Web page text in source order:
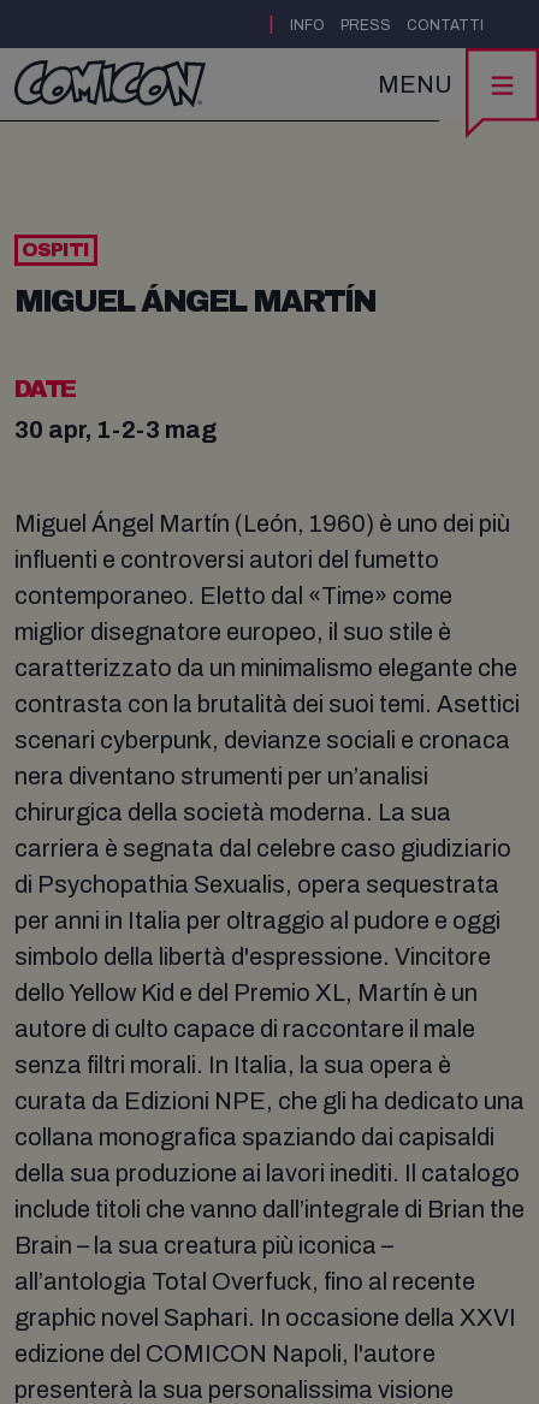
INFO PRESS CONTATTI
MENU
OSPITI
MIGUEL ÁNGEL MARTÍN
DATE
30 apr, 1-2-3 mag
Miguel Ángel Martín (León, 1960) è uno dei più
influenti e controversi autori del fumetto
contemporaneo. Eletto dal «Time» come
miglior disegnatore europeo, il suo stile è
caratterizzato da un minimalismo elegante che
contrasta con la brutalità dei suoi temi. Asettici
scenari cyberpunk, devianze sociali e cronaca
nera diventano strumenti per un’analisi
chirurgica della società moderna. La sua
carriera è segnata dal celebre caso giudiziario
di Psychopathia Sexualis, opera sequestrata
per anni in Italia per oltraggio al pudore e oggi
simbolo della libertà d'espressione. Vincitore
dello Yellow Kid e del Premio XL, Martín è un
autore di culto capace di raccontare il male
senza filtri morali. In Italia, la sua opera è
curata da Edizioni NPE, che gli ha dedicato una
collana monografica spaziando dai capisaldi
della sua produzione ai lavori inediti. Il catalogo
include titoli che vanno dall’integrale di Brian the
Brain – la sua creatura più iconica –
all’antologia Total Overfuck, fino al recente
graphic novel Saphari. In occasione della XXVI
edizione del COMICON Napoli, l'autore
presenterà la sua personalissima visione